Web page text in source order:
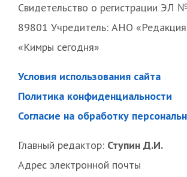
Свидетельство о регистрации ЭЛ
89801 Учредитель: АНО «Редакция
«Кимры сегодня»
Условия использования сайта
Политика конфиденциальности
Согласие на обработку
Главный редактор: Ступин Д.И.
Адрес электронной почты